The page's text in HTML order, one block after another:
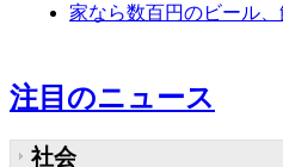
家なら数百円のビール
注目のニュース
社会